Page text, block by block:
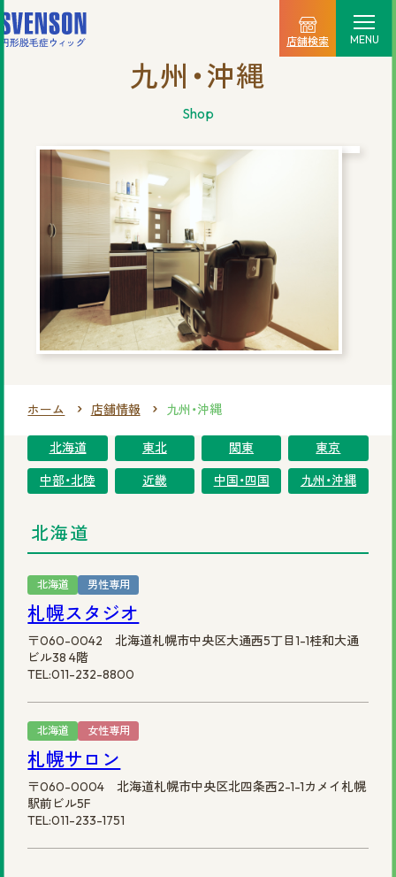
店舗検索 MENU
料金プラン
ご利用の流れ
商品一覧
店舗情報
新着情報
ご相談・店舗予約はこちら
女性専用0120-69-0480
資料請求はこちら
サイトマッププライバシーポリシー 会社概要 円形脱毛症.com
©2025 株式会社スヴェンソン.
九州・沖縄
shop
ホーム 店舗情報 九州・沖縄
北海道 東北 関東 東京
中部・北陸 近畿 中国・四国 九州・沖縄
北海道
北海道 男性専用
札幌スタジオ
〒060-0042 北海道札幌市中央区大通西5丁目1-1桂和大通
ビル38 4階
TEL:011-232-8800
北海道 女性専用
札幌サロン
〒060-0004 北海道札幌市中央区北四条西2-1-1カメイ札幌
駅前ビル5F
TEL:011-233-1751